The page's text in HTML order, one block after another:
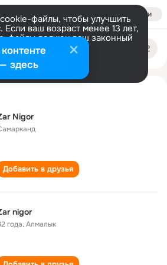
Войти
файлы, чтобы улучшить
Если ваш возраст менее 13 лет,
файлы должен ваш законный
Больше информации
Настроить
Nigor
Добавить в друзья
nigor
года,Алмалык
здесь